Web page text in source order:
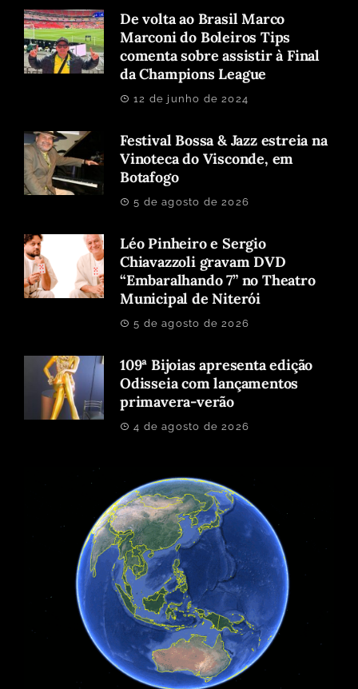
De volta ao Brasil Marco
Marconi do Boleiros Tips
comenta sobre assistir à Final
da Champions League
12 de junho de 2024
Festival Bossa & Jazz estreia na
Vinoteca do Visconde, em
Botafogo
5 de agosto de 2026
Léo Pinheiro e Sergio
Chiavazzoli gravam DVD
“Embaralhando 7” no Theatro
Municipal de Niterói
5 de agosto de 2026
109ª Bijoias apresenta edição
Odisseia com lançamentos
primavera-verão
4 de agosto de 2026